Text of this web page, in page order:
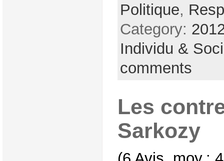
Politique,
Category:
Individu &
comments
Les
Sarkozy